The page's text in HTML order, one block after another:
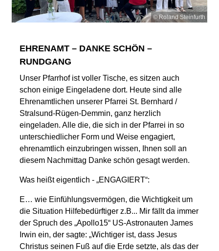
© Roland Steinfurth
EHRENAMT – DANKE SCHÖN –
RUNDGANG
Unser Pfarrhof ist voller Tische, es sitzen auch
schon einige Eingeladene dort. Heute sind alle
Ehrenamtlichen unserer Pfarrei St. Bernhard /
Stralsund-Rügen-Demmin, ganz herzlich
eingeladen. Alle die, die sich in der Pfarrei in so
unterschiedlicher Form und Weise engagiert,
ehrenamtlich einzubringen wissen, Ihnen soll an
diesem Nachmittag Danke schön gesagt werden.
Was heißt eigentlich - „ENGAGIERT“:
E… wie Einfühlungsvermögen, die Wichtigkeit um
die Situation Hilfebedürftiger z.B... Mir fällt da immer
der Spruch des „Apollo15“ US-Astronauten James
Irwin ein, der sagte: „Wichtiger ist, dass Jesus
Christus seinen Fuß auf die Erde setzte, als das der